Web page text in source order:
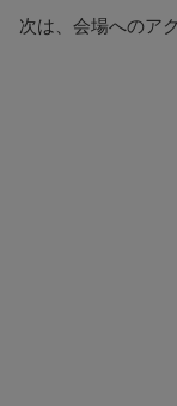
次は、会場へのア